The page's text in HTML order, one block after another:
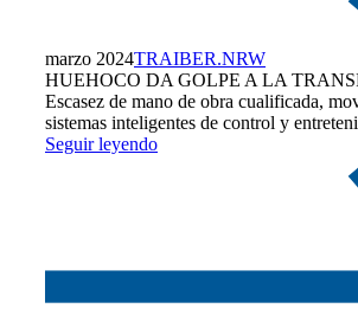
marzo 2024TRAIBER.NRW
HUEHOCO DA GOLPE A LA
Escasez de mano de obra cualificada,
sistemas inteligentes de control y
Seguir leyendo